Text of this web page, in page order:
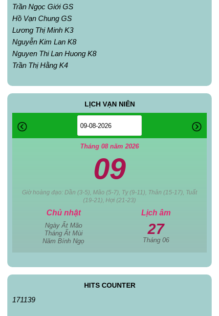
Trần Ngọc Giới GS
Hồ Vạn Chung GS
Lương Thị Minh K3
Nguyễn Kim Lan K8
Nguyen Thi Lan Huong K8
Trần Thị Hằng K4
LỊCH VẠN NIÊN
Tháng 08 năm 2026
09
Giờ hoàng đạo: Dần (3-5), Mão (5-7), Tỵ (9-11), Thân (15-17), Tuất
(19-21), Hợi (21-23)
Chủ nhật
Ngày Ất Mão
Tháng Ất Mùi
Năm Bính Ngọ
Lịch âm
27
Tháng 06
HITS COUNTER
171139